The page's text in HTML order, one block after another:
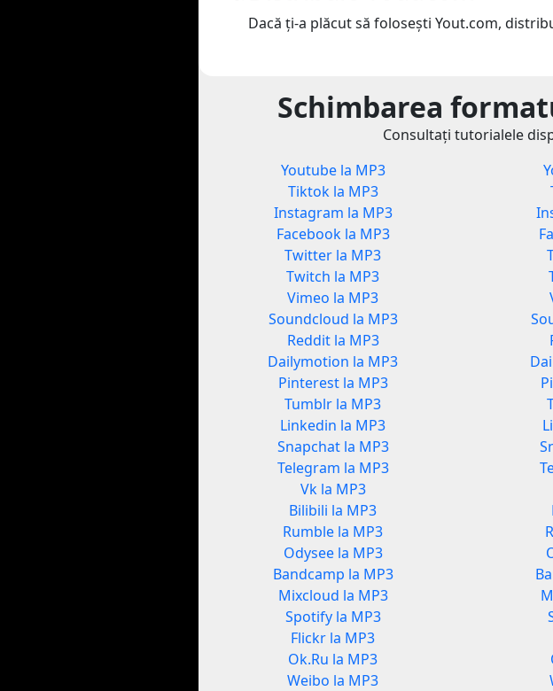
Dacă ți-a plăcut să folosești Yout.com,
Schimbarea
Consultați tutorialele
Youtube la MP3
Tiktok la MP3
Instagram la MP3
Facebook la MP3
Twitter la MP3
Twitch la MP3
Vimeo la MP3
Soundcloud la MP3
Reddit la MP3
Dailymotion la MP3
Pinterest la MP3
Tumblr la MP3
Linkedin la MP3
Snapchat la MP3
Telegram la MP3
Vk la MP3
Bilibili la MP3
Rumble la MP3
Odysee la MP3
Bandcamp la MP3
Mixcloud la MP3
Spotify la MP3
Flickr la MP3
Ok.Ru la MP3
Weibo la MP3